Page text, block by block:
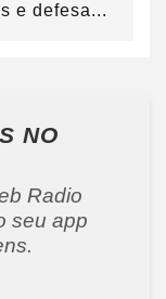
e defesa...
NO
Radio
seu app